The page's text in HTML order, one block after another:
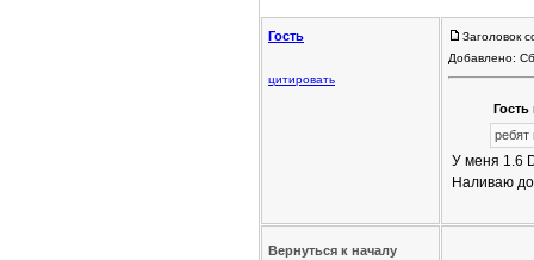
Гость
цитировать
Заголовок
Добавлено:
ребят
У меня 1.6
Наливаю
Вернуться к началу